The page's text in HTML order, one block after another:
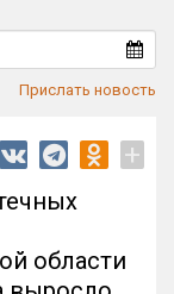
Прислать новость
+
области